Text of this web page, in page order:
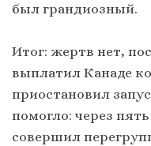
был грандиозный.
Итог: жертв нет,
выплатил Канаде
приостановил
помогло: через
совершил